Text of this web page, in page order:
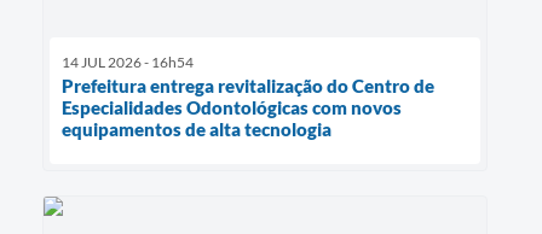
14 JUL 2026 - 16h54
Prefeitura entrega revitalização do Centro de
Especialidades Odontológicas com novos
equipamentos de alta tecnologia